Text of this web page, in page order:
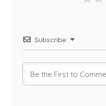
Subscribe